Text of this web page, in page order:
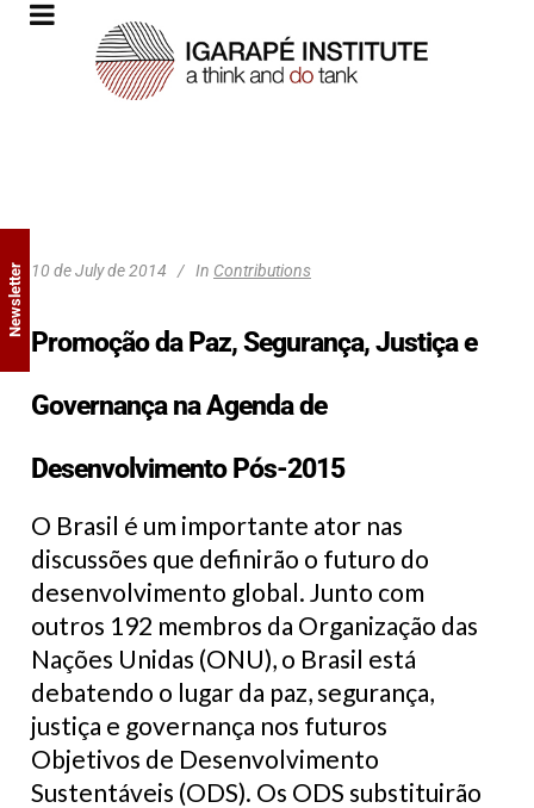
10 de July de 2014 In Contributions
Promoção da Paz, Segurança, Justiça e
Governança na Agenda de
Desenvolvimento Pós-2015
O Brasil é um importante ator nas
discussões que definirão o futuro do
desenvolvimento global. Junto com
outros 192 membros da Organização das
Nações Unidas (ONU), o Brasil está
debatendo o lugar da paz, segurança,
justiça e governança nos futuros
Objetivos de Desenvolvimento
Sustentáveis (ODS). Os ODS substituirão
Newsletter